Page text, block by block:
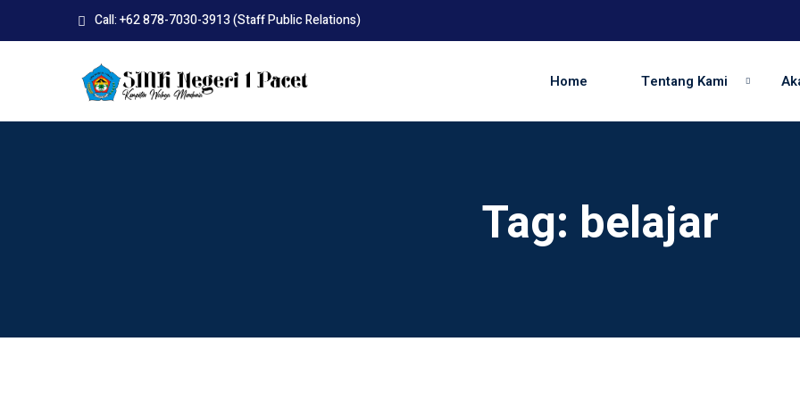
Call: +62 878-7030-3913 (Staff Public Relations)
Home Tentang Kami
Tag: belajar